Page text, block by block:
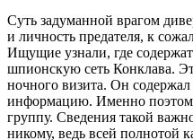
Суть задуманной врагом
и личность предателя, к
Ищущие узнали, где
шпионскую сеть Конклава.
ночного визита. Он
информацию. Именно
группу. Сведения такой
никому, ведь всей полнотой